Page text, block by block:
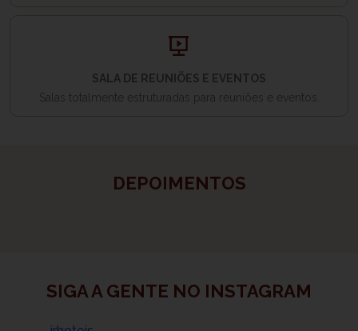
SALA DE REUNIÕES E EVENTOS
Salas totalmente estruturadas para reuniões e eventos.
DEPOIMENTOS
SIGA A GENTE NO INSTAGRAM